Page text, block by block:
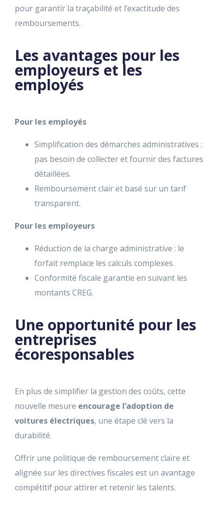
pour garantir la traçabilité et l’exactitude des
remboursements.
Les avantages pour les
employeurs et les
employés
Pour les employés
Simplification des démarches administratives :
pas besoin de collecter et fournir des factures
détaillées.
Remboursement clair et basé sur un tarif
transparent.
Pour les employeurs
Réduction de la charge administrative : le
forfait remplace les calculs complexes.
Conformité fiscale garantie en suivant les
montants CREG.
Une opportunité pour les
entreprises
écoresponsables
En plus de simplifier la gestion des coûts, cette
nouvelle mesure encourage l’adoption de
voitures électriques, une étape clé vers la
durabilité.
Offrir une politique de remboursement claire et
alignée sur les directives fiscales est un avantage
compétitif pour attirer et retenir les talents.